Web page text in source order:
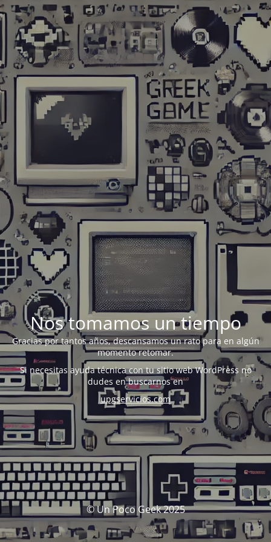
Nos tomamos un tiempo
Gracias por tantos años, descansamos un rato para en algún
momento retomar.
Si necesitas ayuda técnica con tu sitio web WordPress no
dudes en buscarnos en
upgservicios.com
© Un Poco Geek 2025